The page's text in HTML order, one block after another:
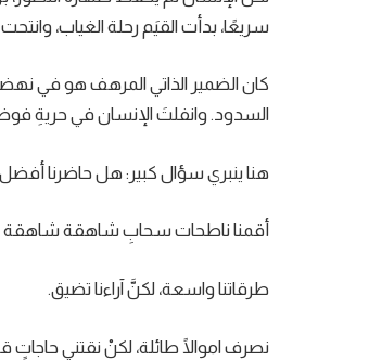
سريعًا، بدأت القيَم رحلة الغياب،
كان الضمير الذاتي المرهف هو في نهضة
السدود. وانفلتَ الإنسان في حريةِ
هنا ينبري سؤال كبير: هل حاضرنا
أقمنا ناطحات سحابِ شاهقة شاهقة
طرقاتنا واسعة، لكنَّ آراءنا تضيق.
نصرف اموالًا طائلة، لكنْ نقتني حاجاتٍ